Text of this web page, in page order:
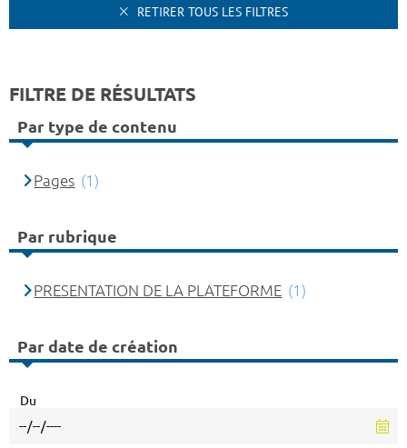
RETIRER TOUS LES FILTRES
FILTRE DE RÉSULTATS
Par type de contenu
Pages (1)
Par rubrique
PRESENTATION DE LA PLATEFORME (1)
Par date de création
Du